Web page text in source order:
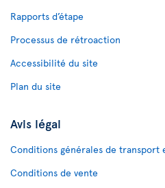
Rapports d’étape
Processus de rétroaction
Accessibilité du site
Plan du site
Avis légal
Conditions générales de transport
Conditions de vente